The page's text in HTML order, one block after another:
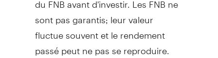
sont pas garantis; leur valeur
fluctue souvent et le rendement
passé peut ne pas se reproduire.